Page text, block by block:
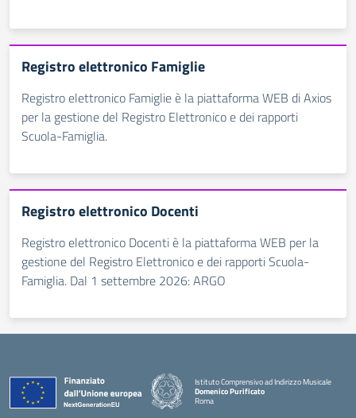
Registro elettronico Famiglie
Registro elettronico Famiglie è la piattaforma WEB di Axios
per la gestione del Registro Elettronico e dei rapporti
Scuola-Famiglia.
Registro elettronico Docenti
Registro elettronico Docenti è la piattaforma WEB per la
gestione del Registro Elettronico e dei rapporti Scuola-
Famiglia. Dal 1 settembre 2026: ARGO
Istituto Comprensivo ad Indirizzo Musicale
Domenico Purificato
Roma